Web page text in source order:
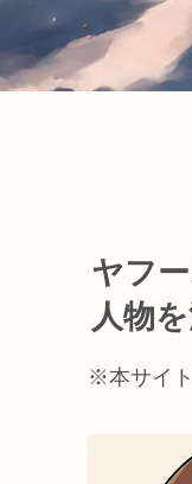
ヤフ
人物
※本サイ